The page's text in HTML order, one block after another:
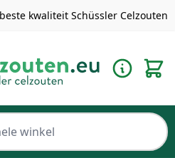
NL | BE pakket tot 2KG gratis v.a.
€69
kwaliteit Schüssler Celzouten